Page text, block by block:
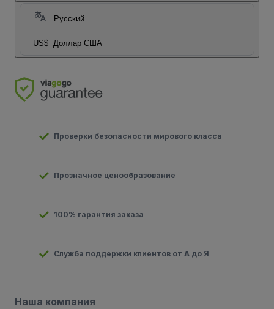
Русский
US$ Доллар США
Проверки безопасности мирового класса
Прозначное ценообразование
100% гарантия заказа
Служба поддержки клиентов от А до Я
Наша компания